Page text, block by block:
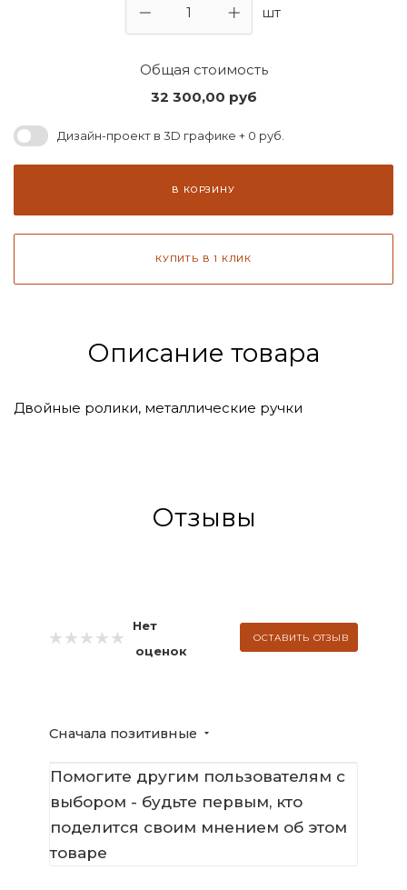
шт
Общая стоимость
32 300,00 руб
Дизайн-проект в 3D графике + 0 руб.
В КОРЗИНУ
КУПИТЬ В 1 КЛИК
Описание товара
Двойные ролики, металлические ручки
Отзывы
Нет
оценок
ОСТАВИТЬ ОТЗЫВ
Сначала позитивные
Помогите другим пользователям с
выбором - будьте первым, кто
поделится своим мнением об этом
товаре